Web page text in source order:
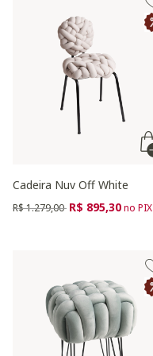
Cadeira Nuv Off White
Preço reduzido de
R$ 1.279,00 para
R$ 895,30no PIX